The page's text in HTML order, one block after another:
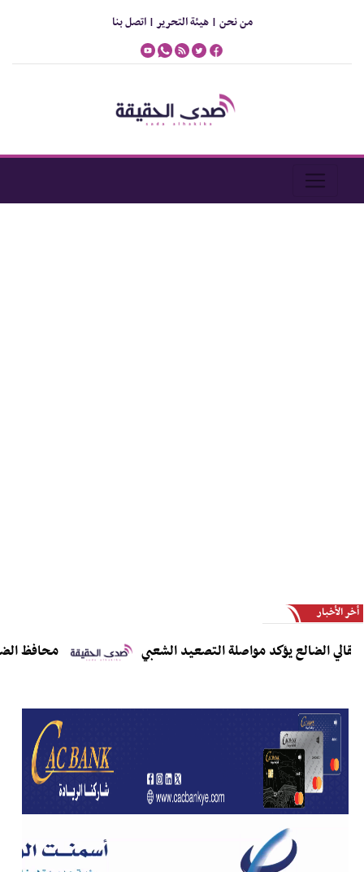
من نحن |هيئة التحرير |اتصل بنا
أخر الأخبار
يؤكد مواصلة التصعيد الشعبي محافظ الضالع